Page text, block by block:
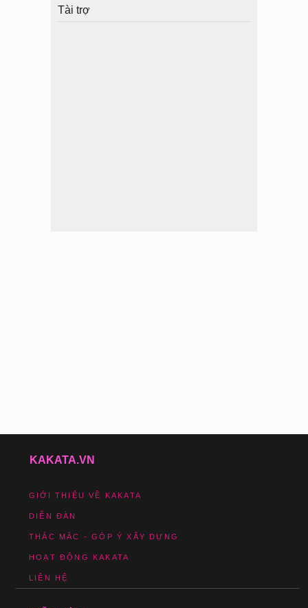
Tài trợ
KAKATA.VN
GIỚI THIỆU VỀ KAKATA
DIỄN ĐÀN
THẮC MẮC - GÓP Ý XÂY DỰNG
HOẠT ĐỘNG KAKATA
LIÊN HỆ